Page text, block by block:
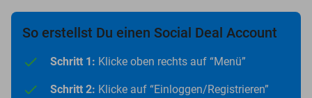
So erstellst Du einen Social Deal Account
Schritt 1: Klicke oben rechts auf “Menü”
Schritt 2: Klicke auf “Einloggen/Registrieren”